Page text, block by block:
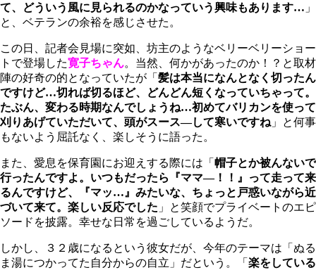
て、どういう風に見られるのかなっていう興味もあります… 」
と、ベテランの余裕を感じさせた。
この日、記者会見場に突如、坊主のようなベリーベリーショー
トで登場した寛子ちゃん。当然、何かがあったのか！？と取材
陣の好奇の的となっていたが「 髪は本当になんとなく切ったん
ですけど…切れば切るほど、どんどん短くなっていちゃって。
たぶん、変わる時期なんでしょうね…初めてバリカンを使って
刈りあげていただいて、頭がスース―して寒いですね 」と何事
もないよう屈託なく、楽しそうに語った。
また、愛息を保育園にお迎えする際には「 帽子とか被んないで
行ったんですよ。いつもだったら『ママ―！！』って走って来
るんですけど、『マッ…』みたいな、ちょっと戸惑いながら近
づいて来て。楽しい反応でした 」と笑顔でプライベートのエピ
ソードを披露。幸せな日常を過ごしているようだ。
しかし、３２歳になるという彼女だが、今年のテーマは「ぬる
ま湯につかってた自分からの自立」だという。「 楽をしている